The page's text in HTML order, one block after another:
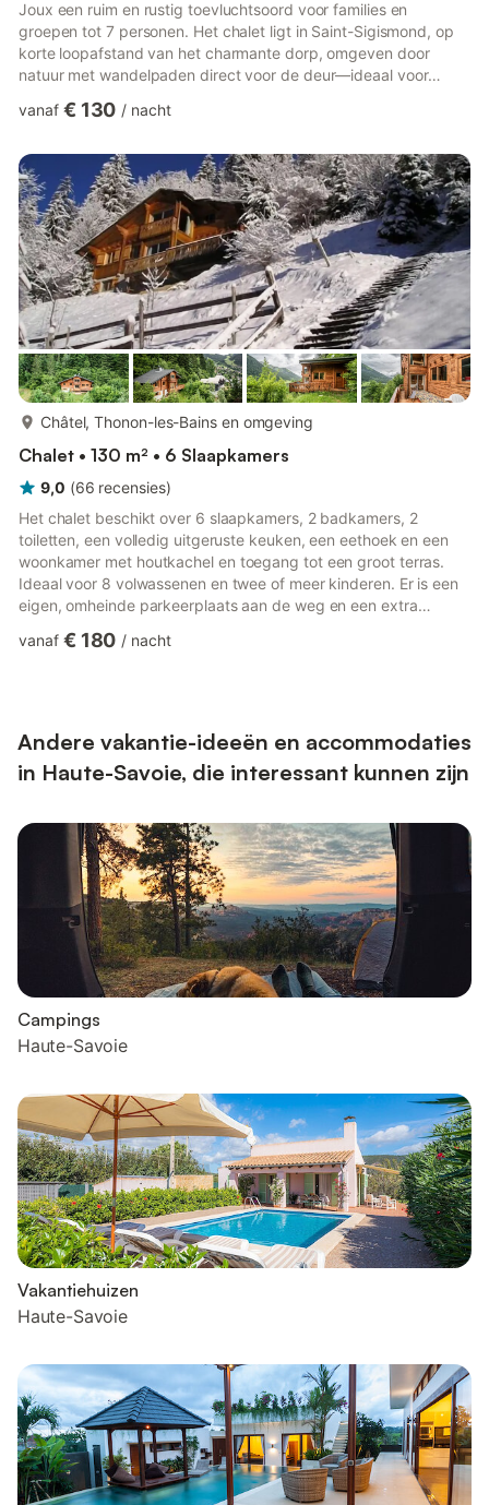
Joux een ruim en rustig toevluchtsoord voor families en
groepen tot 7 personen. Het chalet ligt in Saint-Sigismond, op
korte loopafstand van het charmante dorp, omgeven door
natuur met wandelpaden direct voor de deur—ideaal voor
110 m² lichte, goed ingedeelde woonruimte op één verdieping,
perfect voor buiten dineren en ontspannen in de berglucht.
Slaapkamers: - Slaapkamer 1: queensize bed - Slaapkamer 2:
quee...
vanaf € 130 / nacht
Châtel, Thonon-les-Bains en omgeving
Chalet • 130 m² • 6 Slaapkamers
9,0 (66 recensies)
Het chalet beschikt over 6 slaapkamers, 2 badkamers, 2
toiletten, een volledig uitgeruste keuken, een eethoek en een
woonkamer met houtkachel en toegang tot een groot terras.
Ideaal voor 8 volwassenen en twee of meer kinderen. Er is een
eigen, omheinde parkeerplaats aan de weg en een extra
via een trap met 98 houten treden. Op 1200 m hoogte, met de
gebergte...
vanaf € 180 / nacht
Andere vakantie-ideeën en accommodaties
in Haute-Savoie, die interessant kunnen zijn
Campings
Haute-Savoie
Vakantiehuizen
Haute-Savoie